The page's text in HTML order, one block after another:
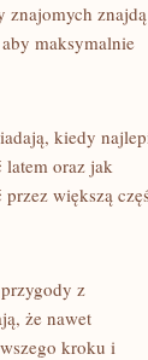
znajomych znajdą
maksymalnie
kiedy
latem oraz jak
większą
z
że nawet
kroku i